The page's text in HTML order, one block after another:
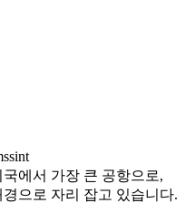
에서 가장 큰 공항으로,
으로 자리 잡고 있습니다.